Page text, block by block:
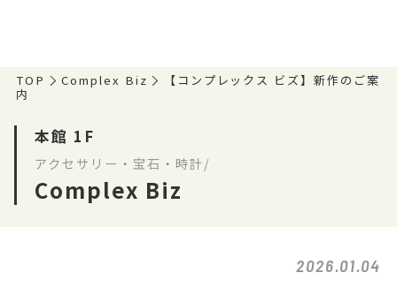
TOP Complex Biz
【コンプレックス ビズ】新作のご案
内
本館 1F
アクセサリー・宝石・時計/
Complex Biz
2026.01.04